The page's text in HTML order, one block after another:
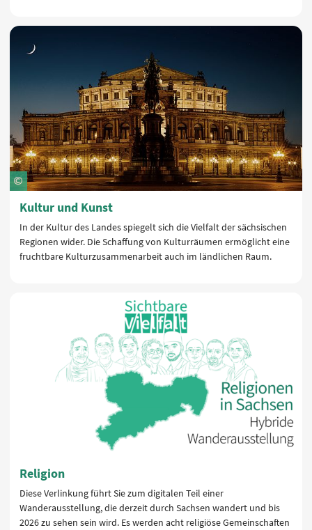
Kultur und Kunst
In der Kultur des Landes spiegelt sich die Vielfalt der sächsischen
Regionen wider. Die Schaffung von Kulturräumen ermöglicht eine
fruchtbare Kulturzusammenarbeit auch im ländlichen Raum.
Religion
Diese Verlinkung führt Sie zum digitalen Teil einer
Wanderausstellung, die derzeit durch Sachsen wandert und bis
2026 zu sehen sein wird. Es werden acht religiöse Gemeinschaften